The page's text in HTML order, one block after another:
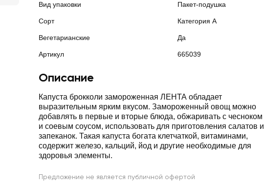
Вид упаковки Пакет-подушка
Сорт Категория А
Вегетарианские Да
Артикул 665039
Описание
Капуста брокколи замороженная ЛЕНТА обладает
выразительным ярким вкусом. Замороженный овощ можно
добавлять в первые и вторые блюда, обжаривать с чесноком
и соевым соусом, использовать для приготовления салатов и
запеканок. Такая капуста богата клетчаткой, витаминами,
содержит железо, кальций, йод и другие необходимые для
здоровья элементы.
Предложение не является публичной офертой